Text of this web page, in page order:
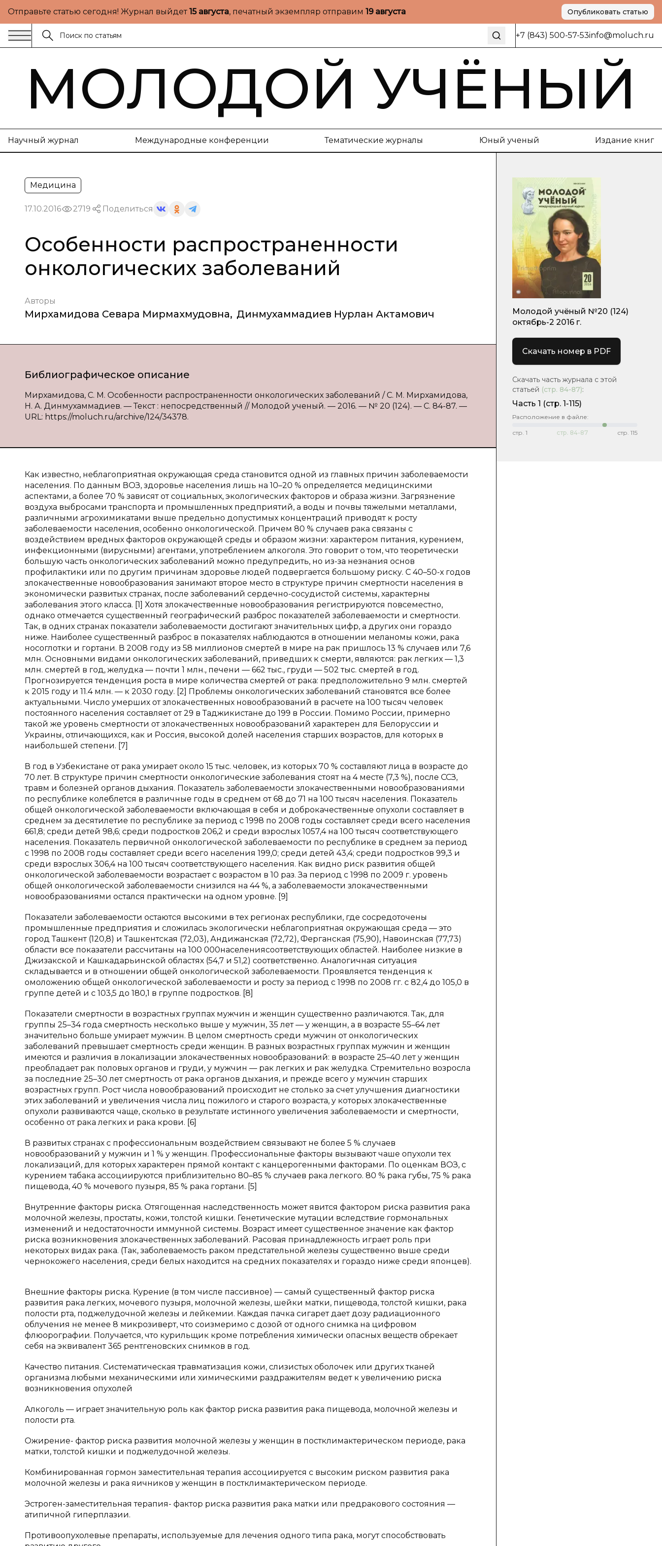
Отправьте статью сегодня! Журнал выйдет15 августа, печатный экземпляр отправим 19 августа Опубликовать статью
+7 (843) 500-57-53info@moluch.ru
МОЛОДОЙ УЧЁНЫЙ
Научный журнал Международные конференции Тематические журналы Юный ученый Издание книг
Медицина
17.10.2016 2719 Поделиться
Особенности распространенности
онкологических заболеваний
Авторы
Мирхамидова Севара Мирмахмудовна, Динмухаммадиев Нурлан Актамович
Библиографическое описание
Мирхамидова, С. М. Особенности распространенности онкологических заболеваний / С. М. Мирхамидова,
Н. А. Динмухаммадиев. — Текст : непосредственный // Молодой ученый. — 2016. — № 20 (124). — С. 84-87. —
URL: https://moluch.ru/archive/124/34378.
Как известно, неблагоприятная окружающая среда становится одной из главных причин заболеваемости
населения. По данным ВОЗ, здоровье населения лишь на 10–20 % определяется медицинскими
аспектами, а более 70 % зависят от социальных, экологических факторов и образа жизни. Загрязнение
воздуха выбросами транспорта и промышленных предприятий, а воды и почвы тяжелыми металлами,
различными агрохимикатами выше предельно допустимых концентраций приводят к росту
заболеваемости населения, особенно онкологической. Причем 80 % случаев рака связаны с
воздействием вредных факторов окружающей среды и образом жизни: характером питания, курением,
инфекционными (вирусными) агентами, употреблением алкоголя. Это говорит о том, что теоретически
большую часть онкологических заболеваний можно предупредить, но из-за незнания основ
профилактики или по другим причинам здоровье людей подвергается большому риску. С 40–50-х годов
злокачественные новообразования занимают второе место в структуре причин смертности населения в
экономически развитых странах, после заболеваний сердечно-сосудистой системы, характерны
заболевания этого класса. [1] Хотя злокачественные новообразования регистрируются повсеместно,
однако отмечается существенный географический разброс показателей заболеваемости и смертности.
Так, в одних странах показатели заболеваемости достигают значительных цифр, а других они гораздо
ниже. Наиболее существенный разброс в показателях наблюдаются в отношении меланомы кожи, рака
носоглотки и гортани. В 2008 году из 58 миллионов смертей в мире на рак пришлось 13 % случаев или 7,6
млн. Основными видами онкологических заболеваний, приведших к смерти, являются: рак легких — 1,3
млн. смертей в год, желудка — почти 1 млн., печени — 662 тыс., груди — 502 тыс. смертей в год.
Прогнозируется тенденция роста в мире количества смертей от рака: предположительно 9 млн. смертей
к 2015 году и 11.4 млн. — к 2030 году. [2] Проблемы онкологических заболеваний становятся все более
актуальными. Число умерших от злокачественных новообразований в расчете на 100 тысяч человек
постоянного населения составляет от 29 в Таджикистане до 199 в России. Помимо России, примерно
такой же уровень смертности от злокачественных новообразований характерен для Белоруссии и
Украины, отличающихся, как и Россия, высокой долей населения старших возрастов, для которых в
наибольшей степени. [7]
В год в Узбекистане от рака умирает около 15 тыс. человек, из которых 70 % составляют лица в возрасте до
70 лет. В структуре причин смертности онкологические заболевания стоят на 4 месте (7,3 %), после ССЗ,
травм и болезней органов дыхания. Показатель заболеваемости злокачественными новообразованиями
по республике колеблется в различные годы в среднем от 68 до 71 на 100 тысяч населения. Показатель
общей онкологической заболеваемости включающая в себя и доброкачественные опухоли составляет в
среднем за десятилетие по республике за период с 1998 по 2008 годы составляет среди всего населения
661,8; среди детей 98,6; среди подростков 206,2 и среди взрослых 1057,4 на 100 тысяч соответствующего
населения. Показатель первичной онкологической заболеваемости по республике в среднем за период
с 1998 по 2008 годы составляет среди всего населения 199,0; среди детей 43,4; среди подростков 99,3 и
среди взрослых 306,4 на 100 тысяч соответствующего населения. Как видно риск развития общей
онкологической заболеваемости возрастает с возрастом в 10 раз. За период с 1998 по 2009 г. уровень
общей онкологической заболеваемости снизился на 44 %, а заболеваемости злокачественными
новообразованиями остался практически на одном уровне. [9]
Показатели заболеваемости остаются высокими в тех регионах республики, где сосредоточены
промышленные предприятия и сложилась экологически неблагоприятная окружающая среда — это
город Ташкент (120,8) и Ташкентская (72,03), Андижанская (72,72), Ферганская (75,90), Навоинская (77,73)
области все показатели рассчитаны на 100 000населениясоответствующих областей. Наиболее низкие в
Джизакской и Кашкадарьинской областях (54,7 и 51,2) соответственно. Аналогичная ситуация
складывается и в отношении общей онкологической заболеваемости. Проявляется тенденция к
омоложению общей онкологической заболеваемости и росту за период с 1998 по 2008 гг. с 82,4 до 105,0 в
группе детей и с 103,5 до 180,1 в группе подростков. [8]
Показатели смертности в возрастных группах мужчин и женщин существенно различаются. Так, для
группы 25–34 года смертность несколько выше у мужчин, 35 лет — у женщин, а в возрасте 55–64 лет
значительно больше умирает мужчин. В целом смертность среди мужчин от онкологических
заболеваний превышает смертность среди женщин. В разных возрастных группах мужчин и женщин
имеются и различия в локализации злокачественных новообразований: в возрасте 25–40 лет у женщин
преобладает рак половых органов и груди, у мужчин — рак легких и рак желудка. Стремительно возросла
за последние 25–30 лет смертность от рака органов дыхания, и прежде всего у мужчин старших
возрастных групп. Рост числа новообразований происходит не столько за счет улучшения диагностики
этих заболеваний и увеличения числа лиц пожилого и старого возраста, у которых злокачественные
опухоли развиваются чаще, сколько в результате истинного увеличения заболеваемости и смертности,
особенно от рака легких и рака крови. [6]
В развитых странах с профессиональным воздействием связывают не более 5 % случаев
новообразований у мужчин и 1 % у женщин. Профессиональные факторы вызывают чаше опухоли тех
локализаций, для которых характерен прямой контакт с канцерогенными факторами. По оценкам ВОЗ, с
курением табака ассоциируются приблизительно 80–85 % случаев рака легкого. 80 % рака губы, 75 % рака
пищевода, 40 % мочевого пузыря, 85 % рака гортани. [5]
Внутренние факторы риска. Отягощенная наследственность может явится фактором риска развития рака
молочной железы, простаты, кожи, толстой кишки. Генетические мутации вследствие гормональных
изменений и недостаточности иммунной системы. Возраст имеет существенное значение как фактор
риска возникновения злокачественных заболеваний. Расовая принадлежность играет роль при
некоторых видах рака. (Так, заболеваемость раком предстательной железы существенно выше среди
чернокожего населения, среди белых находится на средних показателях и гораздо ниже среди японцев).
Внешние факторы риска. Курение (в том числе пассивное) — самый существенный фактор риска
развития рака легких, мочевого пузыря, молочной железы, шейки матки, пищевода, толстой кишки, рака
полости рта, поджелудочной железы и лейкемии. Каждая пачка сигарет дает дозу радиационного
облучения не менее 8 микрозиверт, что соизмеримо с дозой от одного снимка на цифровом
флюорографии. Получается, что курильщик кроме потребления химически опасных веществ обрекает
себя на эквивалент 365 рентгеновских снимков в год.
Качество питания. Систематическая травматизация кожи, слизистых оболочек или других тканей
организма любыми механическими или химическими раздражителям ведет к увеличению риска
возникновения опухолей
Алкоголь — играет значительную роль как фактор риска развития рака пищевода, молочной железы и
полости рта.
Ожирение- фактор риска развития молочной железы у женщин в постклимактерическом периоде, рака
матки, толстой кишки и поджелудочной железы.
Комбинированная гормон заместительная терапия ассоциируется с высоким риском развития рака
молочной железы и рака яичников у женщин в постклимактерическом периоде.
Эстроген-заместительная терапия- фактор риска развития рака матки или предракового состояния —
атипичной гиперплазии.
Противоопухолевые препараты, используемые для лечения одного типа рака, могут способствовать
Молодой учёный №20 (124)
октябрь-2 2016 г.
Скачать номер в PDF
Скачать часть журнала с этой
статьей (стр. 84-87):
Часть 1 (стр. 1-115)
Расположение в файле:
стр. 1 стр. 84-87 стр. 115